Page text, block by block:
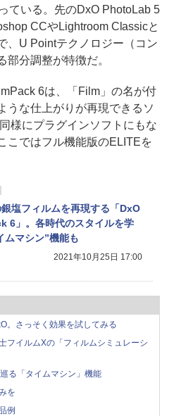
ている。先のDxO PhotoLab 5
CCやLightroom Classicと
、U Pointテクノロジー（コン
部分調整が特徴だ。
6は、「Film」の名が付
うな仕上がりが再現できるソ
様にプラグインソフトにもな
こではフル機能版のELITEを
塩フィルムを再現する「DxO
6」。各時代のスタイルを学
ムマシン”機能も
2021年10月25日 17:00
。さっそく効果を試してみる
フイルムXの「フィルムシミュレーシ
る「タイムマシン」機能
を
例